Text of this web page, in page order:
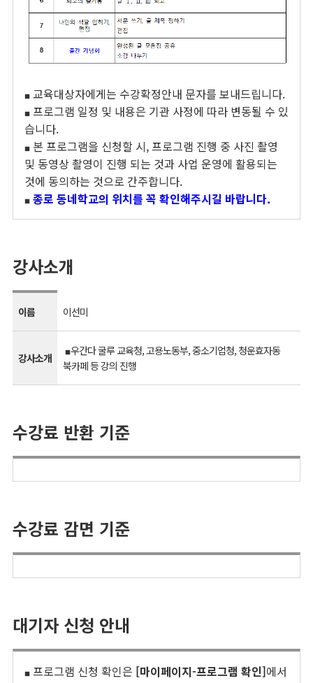
■교육대상자에게는 수강확정안내 문자를 보내드립니다.
■프로그램 일정 및 내용은 기관 사정에 따라 변동될 수 있
습니다.
■본 프로그램을 신청할 시, 프로그램 진행 중 사진 촬영
및 동영상 촬영이 진행 되는 것과 사업 운영에 활용되는
것에 동의하는 것으로 간주합니다.
■ 종로 동네학교의 위치를 꼭 확인해주시길 바랍니다.
강사소개
이름 이선미
강사소개 ■우간다 굴루 교육청, 고용노동부, 중소기업청, 청운효자동
북카페 등 강의 진행
수강료 반환 기준
수강료 감면 기준
대기자 신청 안내
■ 프로그램 신청 확인은 [마이페이지-프로그램 확인]에서